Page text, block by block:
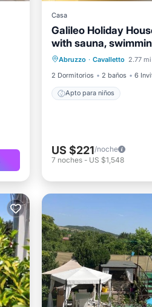
Casa
Galileo Holiday
with sauna,
Abruzzo · Cavalletto 2.77
2 Dormitorios
2 baños 6
Apto para niños
US $221/noche
7 noches - US $1,548